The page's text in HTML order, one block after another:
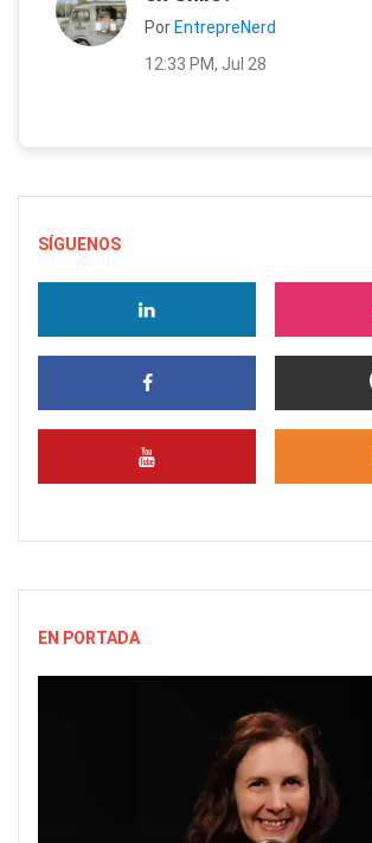
Por EntrepreNerd
12:33 PM, Jul 28
SÍGUENOS
EN PORTADA